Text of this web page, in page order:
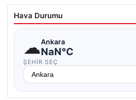
Hava Durumu
☁Ankara
NaN°C
ŞEHIR SEÇ